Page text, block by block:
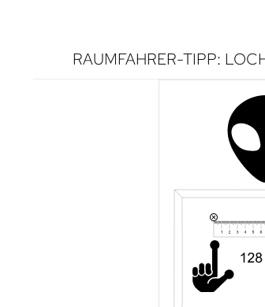
RAUMFAHRER-TIPP: